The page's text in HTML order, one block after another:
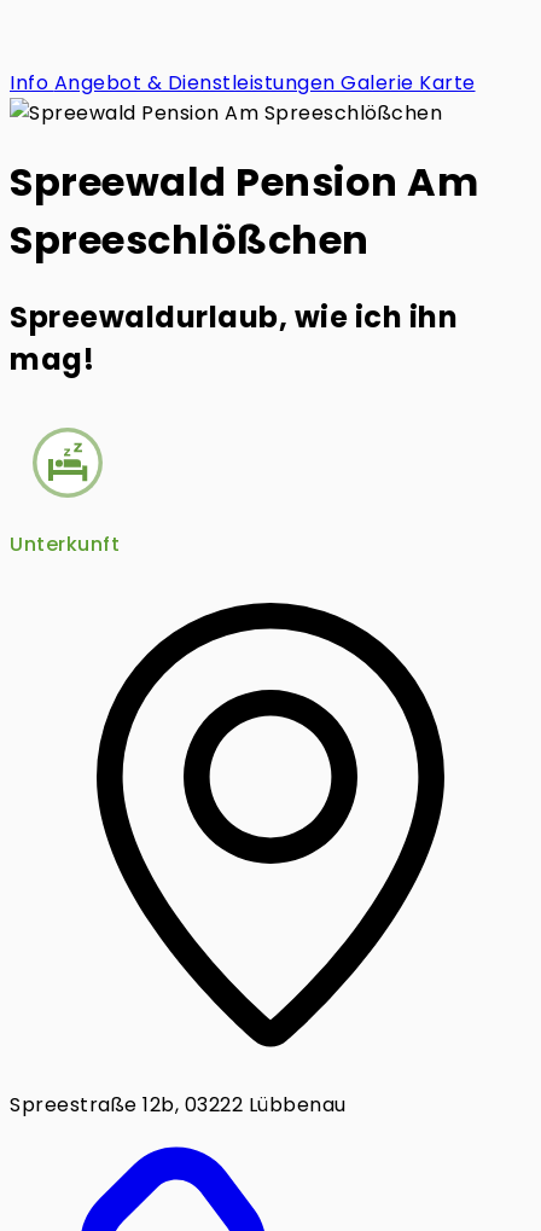
Info Angebot & Dienstleistungen Galerie Karte
Spreewald Pension Am
Spreeschlößchen
Spreewaldurlaub, wie ich ihn
mag!
Unterkunft
Spreestraße 12b, 03222 Lübbenau